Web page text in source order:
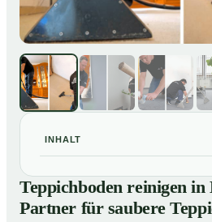
INHALT
01Teppichboden reinigen in Halle
saubere Teppiche
Teppichboden reinigen
Partner für saubere